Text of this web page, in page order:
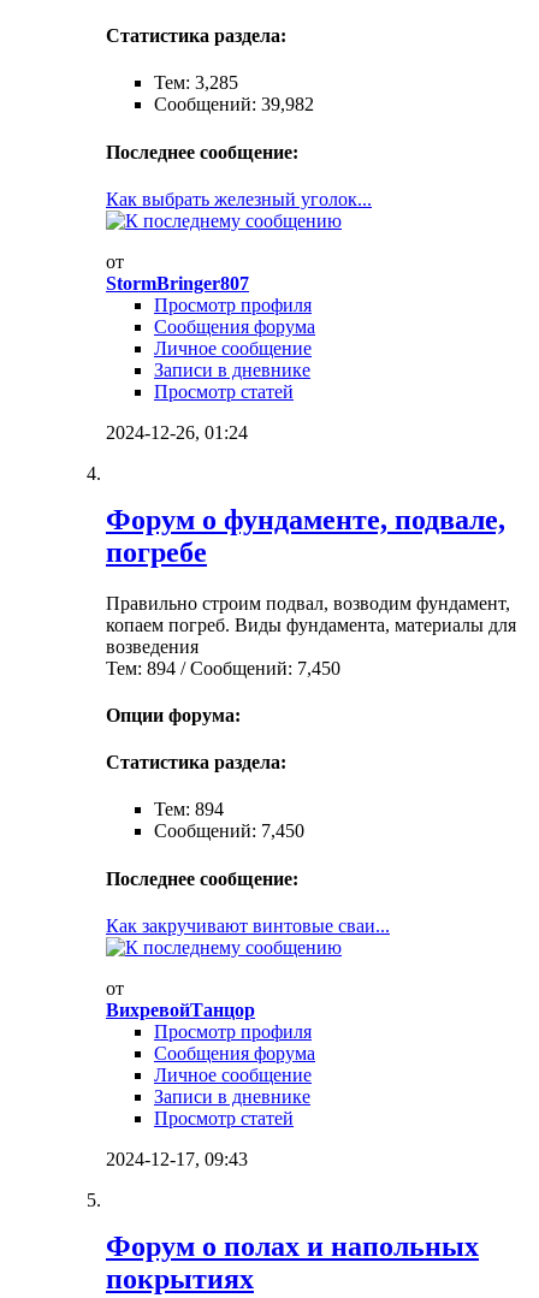
Статистика раздела:
Тем: 3,285
Сообщений: 39,982
Последнее сообщение:
Как выбрать железный уголок...
от
StormBringer807
Просмотр профиля
Сообщения форума
Личное сообщение
Записи в дневнике
Просмотр статей
2024-12-26, 01:24
Форум о фундаменте, подвале,
погребе
Правильно строим подвал, возводим фундамент,
копаем погреб. Виды фундамента, материалы для
возведения
Тем: 894 / Сообщений: 7,450
Опции форума:
Статистика раздела:
Тем: 894
Сообщений: 7,450
Последнее сообщение:
Как закручивают винтовые сваи...
от
ВихревойТанцор
Просмотр профиля
Сообщения форума
Личное сообщение
Записи в дневнике
Просмотр статей
2024-12-17, 09:43
Форум о полах и напольных
покрытиях